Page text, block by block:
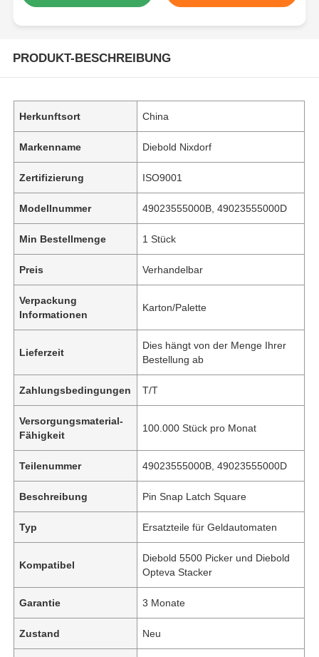
PRODUKT-BESCHREIBUNG
Herkunftsort China
Markenname Diebold Nixdorf
Zertifizierung ISO9001
Modellnummer 49023555000B, 49023555000D
Min Bestellmenge 1 Stück
Preis Verhandelbar
Verpackung
Informationen
Karton/Palette
Lieferzeit
Dies hängt von der Menge Ihrer
Bestellung ab
Zahlungsbedingungen T/T
Versorgungsmaterial-
Fähigkeit
100.000 Stück pro Monat
Teilenummer 49023555000B, 49023555000D
Beschreibung Pin Snap Latch Square
Typ Ersatzteile für Geldautomaten
Kompatibel
Diebold 5500 Picker und Diebold
Opteva Stacker
Garantie 3 Monate
Zustand Neu